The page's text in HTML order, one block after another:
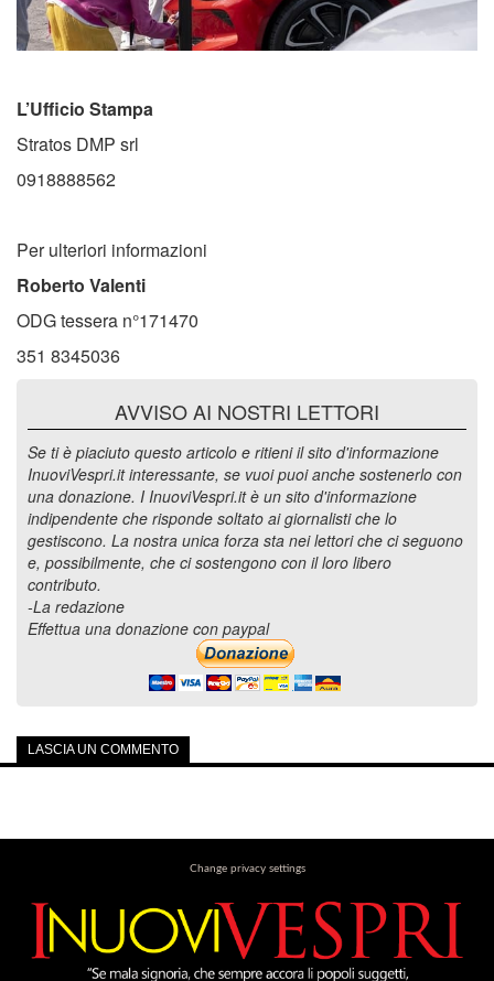
L’Ufficio Stampa
Stratos DMP srl
0918888562
Per ulteriori informazioni
Roberto Valenti
ODG tessera n°171470
351 8345036
AVVISO AI NOSTRI LETTORI
Se ti è piaciuto questo articolo e ritieni il sito d'informazione
InuoviVespri.it interessante, se vuoi puoi anche sostenerlo con
una donazione. I InuoviVespri.it è un sito d'informazione
indipendente che risponde soltato ai giornalisti che lo
gestiscono. La nostra unica forza sta nei lettori che ci seguono
e, possibilmente, che ci sostengono con il loro libero
contributo.
-La redazione
Effettua una donazione con paypal
LASCIA UN COMMENTO
Change privacy settings